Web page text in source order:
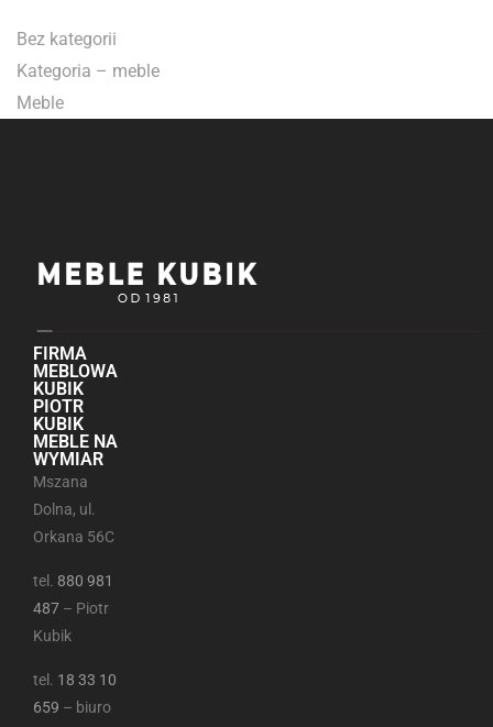
Bez kategorii
Kategoria – meble
Meble
FIRMA
MEBLOWA
KUBIK
PIOTR
KUBIK
MEBLE NA
WYMIAR
Mszana
Dolna, ul.
Orkana 56C
tel. 880 981
487 – Piotr
Kubik
tel. 18 33 10
659 – biuro